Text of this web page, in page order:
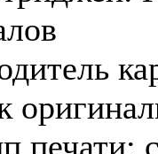
печати: